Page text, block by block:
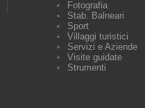
Fotografia
Stab. Balneari
Sport
Villaggi turistici
Servizi e Aziende
Visite guidate
Strumenti